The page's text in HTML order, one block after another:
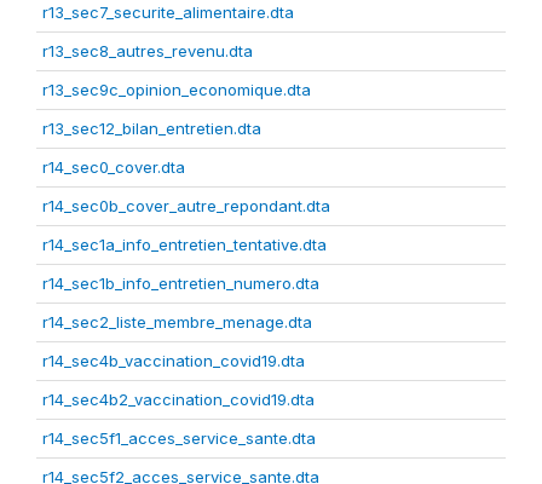
r13_sec7_securite_alimentaire.dta
r13_sec8_autres_revenu.dta
r13_sec9c_opinion_economique.dta
r13_sec12_bilan_entretien.dta
r14_sec0_cover.dta
r14_sec0b_cover_autre_repondant.dta
r14_sec1a_info_entretien_tentative.dta
r14_sec1b_info_entretien_numero.dta
r14_sec2_liste_membre_menage.dta
r14_sec4b_vaccination_covid19.dta
r14_sec4b2_vaccination_covid19.dta
r14_sec5f1_acces_service_sante.dta
r14_sec5f2_acces_service_sante.dta